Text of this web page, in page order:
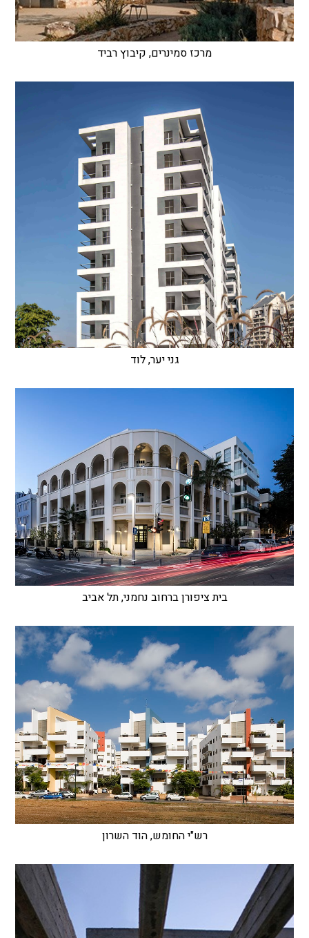
מרכז סמינרים, קיבוץ רביד
גני יער, לוד
בית ציפורן ברחוב נחמני, תל אביב
רש"י החומש, הוד השרון